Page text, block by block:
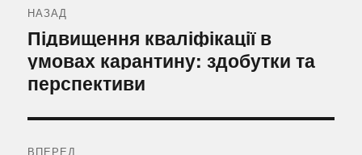
записів
НАЗАД
Попередній
запис:
Підвищення кваліфікації в
умовах карантину: здобутки та
перспективи
ВПЕРЕД